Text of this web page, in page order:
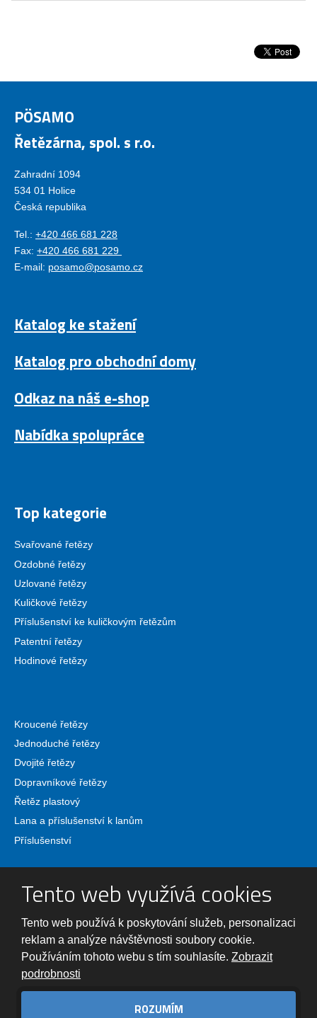
PÖSAMO
Řetězárna, spol. s r.o.
Zahradní 1094
534 01 Holice
Česká republika
Tel.: +420 466 681 228
Fax: +420 466 681 229
E-mail: posamo@posamo.cz
Katalog ke stažení
Katalog pro obchodní domy
Odkaz na náš e-shop
Nabídka spolupráce
Top kategorie
Svařované řetězy
Ozdobné řetězy
Uzlované řetězy
Kuličkové řetězy
Příslušenství ke kuličkovým řetězům
Patentní řetězy
Hodinové řetězy
Kroucené řetězy
Jednoduché řetězy
Dvojité řetězy
Dopravníkové řetězy
Řetěz plastový
Lana a příslušenství k lanům
Příslušenství
© 2026 PÖSAMO - Řetězárna, spol. s r.o., vytvořila eBRÁNA
VYROBILA
Tento web je chráněn pomocí Google ReCAPTCHA a platí pro něj
zásady ochrany osobních údajů
Tento web využívá cookies
Tento web používá k poskytování služeb, personalizaci
reklam a analýze návštěvnosti soubory cookie.
Používáním tohoto webu s tím souhlasíte. Zobrazit
podrobnosti
ROZUMÍM